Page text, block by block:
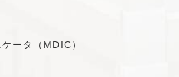
ータ（MDIC）